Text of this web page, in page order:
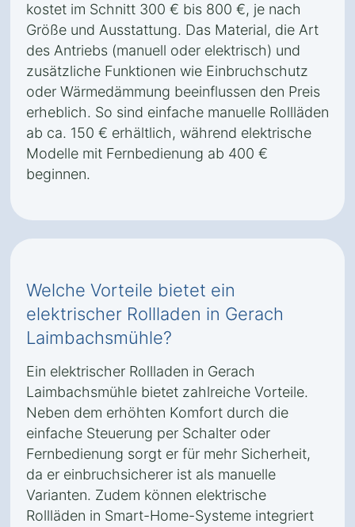
kostet im Schnitt 300 € bis 800 €, je nach
Größe und Ausstattung. Das Material, die Art
des Antriebs (manuell oder elektrisch) und
zusätzliche Funktionen wie Einbruchschutz
oder Wärmedämmung beeinflussen den Preis
erheblich. So sind einfache manuelle Rollläden
ab ca. 150 € erhältlich, während elektrische
Modelle mit Fernbedienung ab 400 €
beginnen.
Welche Vorteile bietet ein
elektrischer Rollladen in Gerach
Laimbachsmühle?
Ein elektrischer Rollladen in Gerach
Laimbachsmühle bietet zahlreiche Vorteile.
Neben dem erhöhten Komfort durch die
einfache Steuerung per Schalter oder
Fernbedienung sorgt er für mehr Sicherheit,
da er einbruchsicherer ist als manuelle
Varianten. Zudem können elektrische
Rollläden in Smart-Home-Systeme integriert